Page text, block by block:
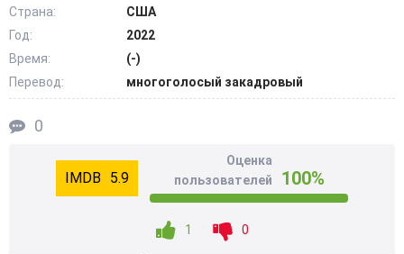
вознаградиться и в будущем предоставить самые яркие
и неожиданные перспективы. Причем выгода окажется
далеко не ограниченная финансами. @Filmix.fan
Страна:
США
Год:
2022
Время:
(-)
Перевод:
многоголосый закадровый
0
5.9
Оценка
пользователей
100%
1 0